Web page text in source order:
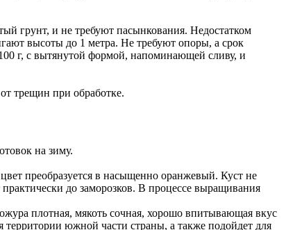
грунт, и не требуют пасынкования. Недостатком
высоты до 1 метра. Не требуют опоры, а срок
г, с вытянутой формой, напоминающей сливу, и
трещин при обработке.
на зиму.
преобразуется в насыщенно оранжевый. Куст не
до заморозков. В процессе выращивания
плотная, мякоть сочная, хорошо впитывающая вкус
территории южной части страны, а также подойдет для